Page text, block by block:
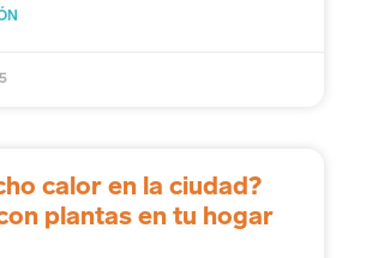
calor en la ciudad?
plantas en tu hogar